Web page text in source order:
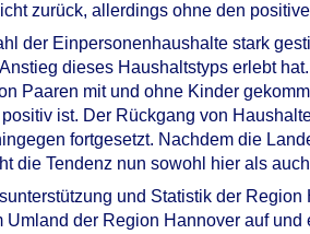
zurück, allerdings ohne den
der Einpersonenhaushalte stark
dieses Haushalts­typs erlebt
Paaren mit und ohne Kinder
ist. Der Rückgang von
fort­gesetzt. Nachdem die
die Tendenz nun sowohl hier als
und Statistik der
der Region Hannover auf